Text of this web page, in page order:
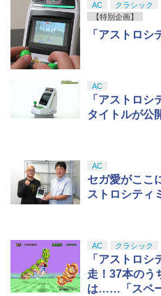
AC
クラシック
【特別企画】
「アストロシ
AC
「アストロ
タイトルが公
AC
セガ愛がここ
ストロシティ
AC クラシック
「アストロ
走！37本のう
は……「スペ